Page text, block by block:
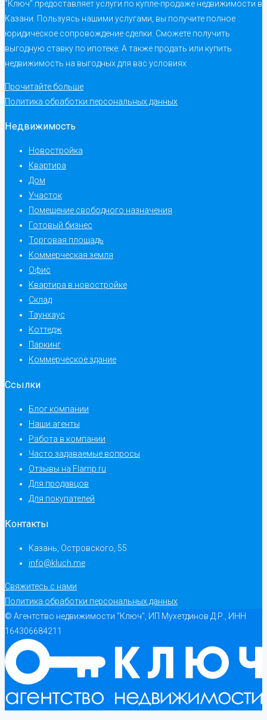
"Ключ" предоставляет услуги по купле-продаже недвижимости в
Казани. Пользуясь нашими услугами, вы получите полное
юридическое сопровождение сделки. Сможете получить
выгодную ставку по ипотеке. А также продать или купить
недвижимость на выгодных для вас условиях
Прочитайте больше
Политика обработки персональных данных
Недвижимость
Новостройка
Квартира
Дом
Участок
Помещение свободного назначения
Готовый бизнес
Торговая площадь
Коммерческая земля
Офис
Квартира в новостройке
Склад
Таунхаус
Коттедж
Паркинг
Коммерческое здание
Ссылки
Блог компании
Наши агенты
Работа в компании
Часто задаваемые вопросы
Отзывы на Flamp.ru
Для продавцов
Для покупателей
Контакты
Казань, Островского, 55
info@kluch.me
Свяжитесь с нами
Политика обработки персональных данных
© Агентство недвижимости "Ключ", ИП Мухетдинов Д.Р., ИНН
164306684211